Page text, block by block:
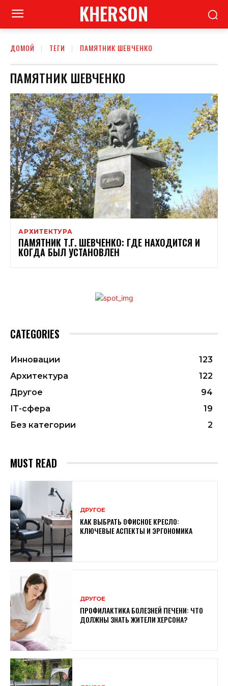
KHERSON
ДОМОЙ ТЕГИ ПАМЯТНИК ШЕВЧЕНКО
ПАМЯТНИК ШЕВЧЕНКО
АРХИТЕКТУРА
ПАМЯТНИК Т.Г. ШЕВЧЕНКО: ГДЕ НАХОДИТСЯ И
КОГДА БЫЛ УСТАНОВЛЕН
CATEGORIES
Инновации
123
Архитектура
122
Другое
94
ІТ-сфера
19
Без категории
2
MUST READ
ДРУГОЕ
КАК ВЫБРАТЬ ОФИСНОЕ КРЕСЛО:
КЛЮЧЕВЫЕ АСПЕКТЫ И ЭРГОНОМИКА
ДРУГОЕ
ПРОФИЛАКТИКА БОЛЕЗНЕЙ ПЕЧЕНИ: ЧТО
ДОЛЖНЫ ЗНАТЬ ЖИТЕЛИ ХЕРСОНА?